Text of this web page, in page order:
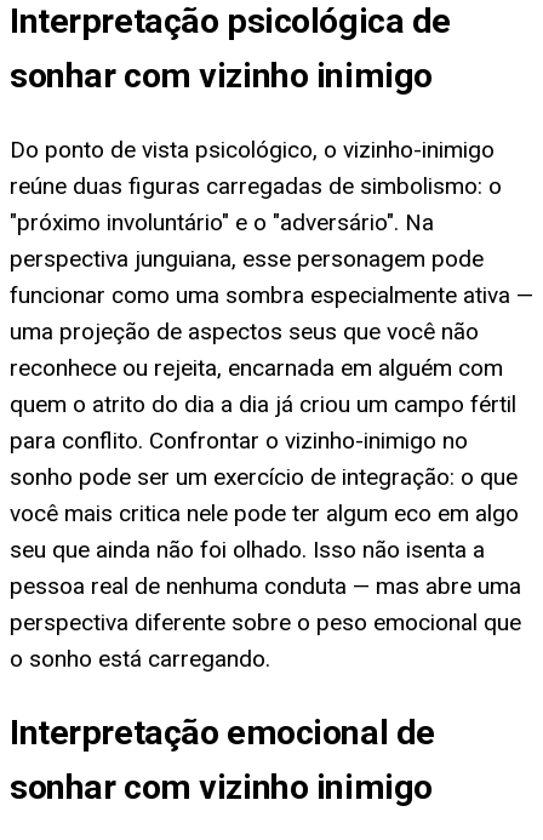
Interpretação psicológica de
sonhar com vizinho inimigo
Do ponto de vista psicológico, o vizinho-inimigo
reúne duas figuras carregadas de simbolismo: o
"próximo involuntário" e o "adversário". Na
perspectiva junguiana, esse personagem pode
funcionar como uma sombra especialmente ativa —
uma projeção de aspectos seus que você não
reconhece ou rejeita, encarnada em alguém com
quem o atrito do dia a dia já criou um campo fértil
para conflito. Confrontar o vizinho-inimigo no
sonho pode ser um exercício de integração: o que
você mais critica nele pode ter algum eco em algo
seu que ainda não foi olhado. Isso não isenta a
pessoa real de nenhuma conduta — mas abre uma
perspectiva diferente sobre o peso emocional que
o sonho está carregando.
Interpretação emocional de
sonhar com vizinho inimigo